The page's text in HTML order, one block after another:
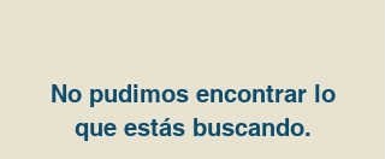
No pudimos encontrar lo
que estás buscando.